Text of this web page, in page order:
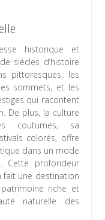
historique et
siècles d’histoire
pittoresques, les
sommets, et les
qui racontent
De plus, la culture
coutumes, sa
colorés, offre
dans un mode
Cette profondeur
fait une destination
riche et
naturelle des